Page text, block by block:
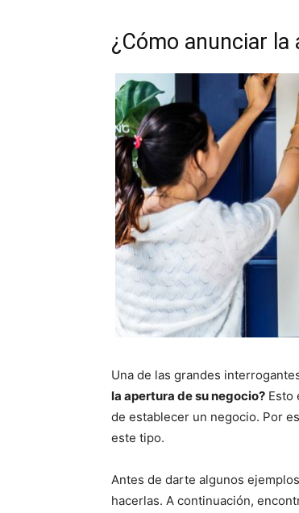
¿Cómo anunciar
Una de las grandes
la apertura de su negocio? Esto
de establecer un negocio. Por
este tipo.
Antes de darte algunos
hacerlas. A continuación,